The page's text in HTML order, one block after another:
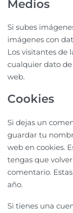
Medios
Si subes
imágenes con
Los visitantes de
cualquier dato
web.
Cookies
Si dejas un
guardar tu
web en cookies.
tengas que
comentario.
año.
Si tienes una